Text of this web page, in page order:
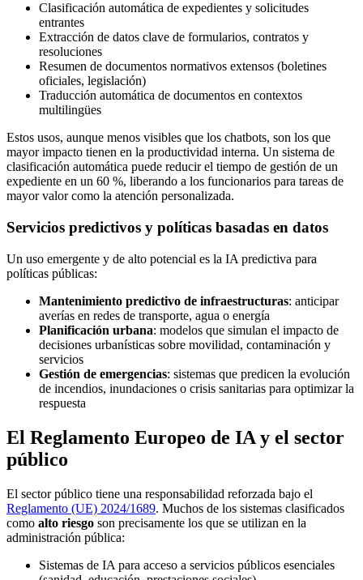
Clasificación automática de expedientes y solicitudes
entrantes
Extracción de datos clave de formularios, contratos y
resoluciones
Resumen de documentos normativos extensos (boletines
oficiales, legislación)
Traducción automática de documentos en contextos
multilingües
Estos usos, aunque menos visibles que los chatbots, son los que
mayor impacto tienen en la productividad interna. Un sistema de
clasificación automática puede reducir el tiempo de gestión de un
expediente en un 60 %, liberando a los funcionarios para tareas de
mayor valor como la atención personalizada.
Servicios predictivos y políticas basadas en datos
Un uso emergente y de alto potencial es la IA predictiva para
políticas públicas:
Mantenimiento predictivo de infraestructuras: anticipar
averías en redes de transporte, agua o energía
Planificación urbana: modelos que simulan el impacto de
decisiones urbanísticas sobre movilidad, contaminación y
servicios
Gestión de emergencias: sistemas que predicen la evolución
de incendios, inundaciones o crisis sanitarias para optimizar la
respuesta
El Reglamento Europeo de IA y el sector
público
El sector público tiene una responsabilidad reforzada bajo el
Reglamento (UE) 2024/1689. Muchos de los sistemas clasificados
como alto riesgo son precisamente los que se utilizan en la
administración pública:
Sistemas de IA para acceso a servicios públicos esenciales